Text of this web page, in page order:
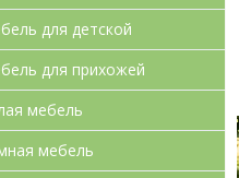
для детcкой
для прихожей
мебель
мебель